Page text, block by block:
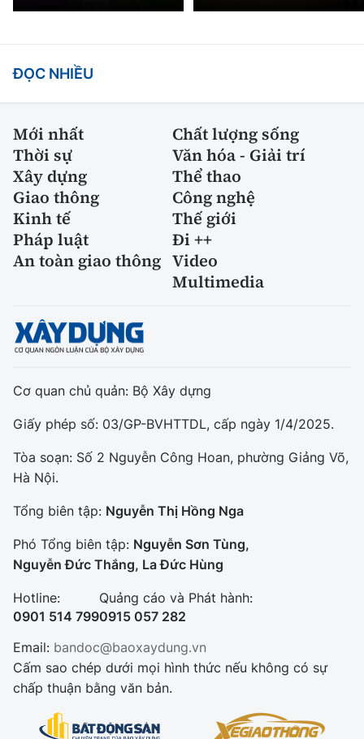
ĐỌC NHIỀU
Mới nhất
Chất lượng sống
Thời sự
Văn hóa - Giải trí
Xây dựng
Thể thao
Giao thông
Công nghệ
Kinh tế
Thế giới
Pháp luật
Đi ++
An toàn giao thông Video
Multimedia
Cơ quan chủ quản: Bộ Xây dựng
Giấy phép số: 03/GP-BVHTTDL, cấp ngày 1/4/2025.
Tòa soạn: Số 2 Nguyễn Công Hoan, phường Giảng Võ,
Hà Nội.
Tổng biên tập: Nguyễn Thị Hồng Nga
Phó Tổng biên tập: Nguyễn Sơn Tùng,
Nguyễn Đức Thắng, La Đức Hùng
Hotline:
0901 514 799
Quảng cáo và Phát hành:
0915 057 282
Email: bandoc@baoxaydung.vn
Cấm sao chép dưới mọi hình thức nếu không có sự
chấp thuận bằng văn bản.